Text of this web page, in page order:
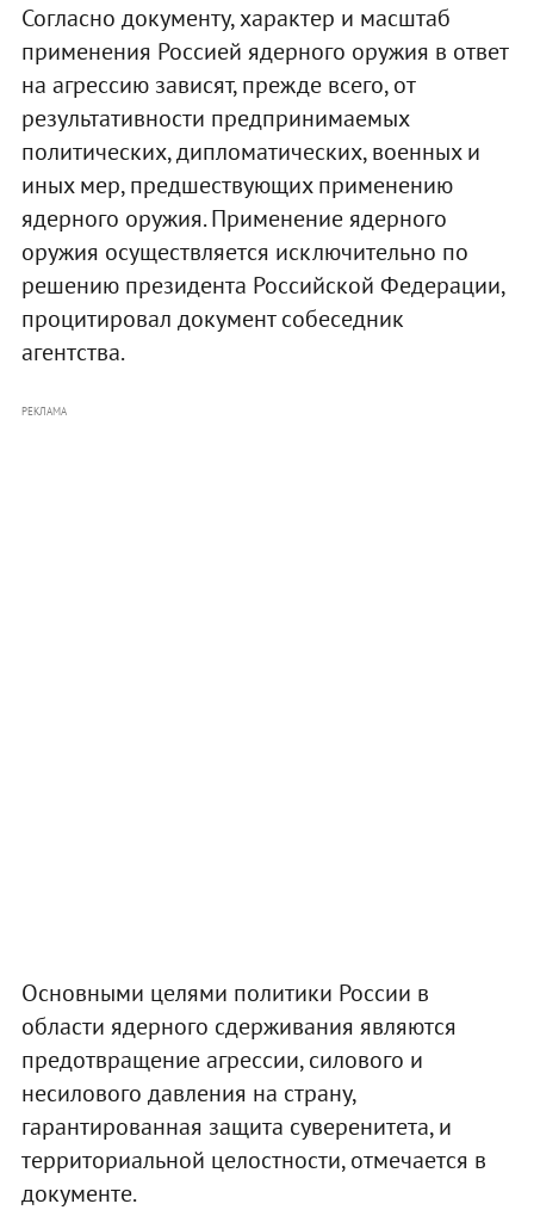
Согласно документу, характер и масштаб
применения Россией ядерного оружия в ответ
на агрессию зависят, прежде всего, от
результативности предпринимаемых
политических, дипломатических, военных и
иных мер, предшествующих применению
ядерного оружия. Применение ядерного
оружия осуществляется исключительно по
решению президента Российской Федерации,
процитировал документ собеседник
агентства.
РЕКЛАМА
Основными целями политики России в
области ядерного сдерживания являются
предотвращение агрессии, силового и
несилового давления на страну,
гарантированная защита суверенитета, и
территориальной целостности, отмечается в
документе.